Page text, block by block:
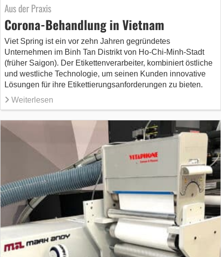
Aus der Praxis
Corona-Behandlung in Vietnam
Viet Spring ist ein vor zehn Jahren gegründetes
Unternehmen im Binh Tan Distrikt von Ho-Chi-Minh-Stadt
(früher Saigon). Der Etikettenverarbeiter, kombiniert östliche
und westliche Technologie, um seinen Kunden innovative
Lösungen für ihre Etikettierungsanforderungen zu bieten.
Weiterlesen